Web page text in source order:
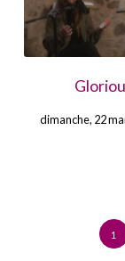
dimanche, 22
1